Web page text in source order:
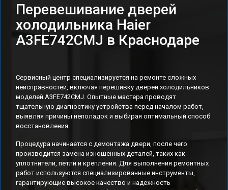
Перевешивание дверей
холодильника Haier
A3FE742CMJ в Краснодаре
Сервисный центр специализируется на ремонте сложных
неисправностей, включая перешивку дверей холодильников
моделей A3FE742CMJ. Опытные мастера проводят
тщательную диагностику устройства перед началом работ,
выявляя причины неполадок и выбирая оптимальный способ
восстановления.
Процедура начинается с демонтажа двери, после чего
производится замена изношенных деталей, таких как
уплотнители, петли и крепления. Для выполнения ремонтных
работ используются специализированные инструменты,
гарантирующие высокое качество и надежность